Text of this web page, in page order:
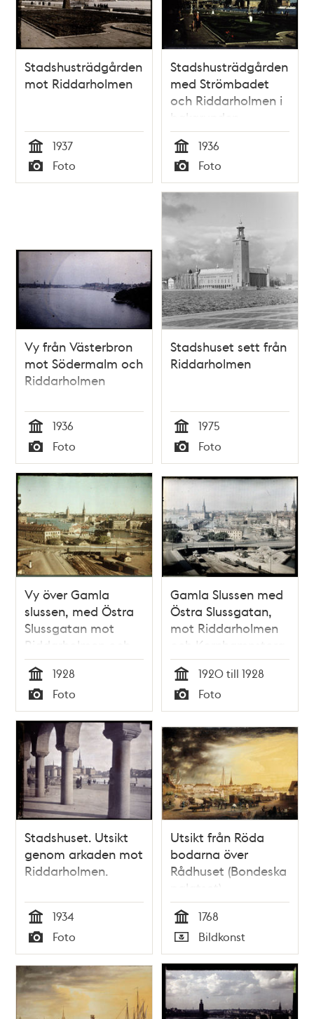
Stadshusträdgården
mot Riddarholmen
Tid
1937
Typ
Foto
Stadshusträdgården
med Strömbadet
och Riddarholmen i
bakgrunden
Tid
1936
Typ
Foto
Vy från Västerbron
mot Södermalm och
Riddarholmen
Tid
1936
Typ
Foto
Stadshuset sett från
Riddarholmen
Tid
1975
Typ
Foto
Vy över Gamla
slussen, med Östra
Slussgatan mot
Riddarholmen och
Kornhamnstorg
1928. Restaurant
Pelikan till vänster
Tid
1928
Typ
Foto
Gamla Slussen med
Östra Slussgatan,
mot Riddarholmen
och Kornhamnstorg
före 1928. I mitten
det s.k.
""Strykjärnet""
Tid
1920 till 1928
Typ
Foto
Stadshuset. Utsikt
genom arkaden mot
Riddarholmen.
Tid
1934
Typ
Foto
Utsikt från Röda
bodarna över
Rådhuset (Bondeska
palatset),
Riddarhuset och
Riddarholmen
Tid
1768
Typ
Bildkonst